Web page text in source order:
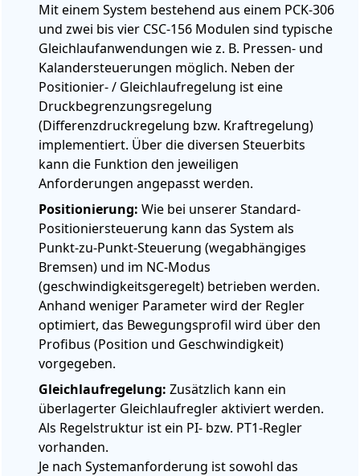
Mit einem System bestehend aus einem PCK-306
und zwei bis vier CSC-156 Modulen sind typische
Gleichlaufanwendungen wie z. B. Pressen- und
Kalandersteuerungen möglich. Neben der
Positionier- / Gleichlaufregelung ist eine
Druckbegrenzungsregelung
(Differenzdruckregelung bzw. Kraftregelung)
implementiert. Über die diversen Steuerbits
kann die Funktion den jeweiligen
Anforderungen angepasst werden.
Positionierung: Wie bei unserer Standard-
Positioniersteuerung kann das System als
Punkt-zu-Punkt-Steuerung (wegabhängiges
Bremsen) und im NC-Modus
(geschwindigkeitsgeregelt) betrieben werden.
Anhand weniger Parameter wird der Regler
optimiert, das Bewegungsprofil wird über den
Profibus (Position und Geschwindigkeit)
vorgegeben.
Gleichlaufregelung: Zusätzlich kann ein
überlagerter Gleichlaufregler aktiviert werden.
Als Regelstruktur ist ein PI- bzw. PT1-Regler
vorhanden.
Je nach Systemanforderung ist sowohl das